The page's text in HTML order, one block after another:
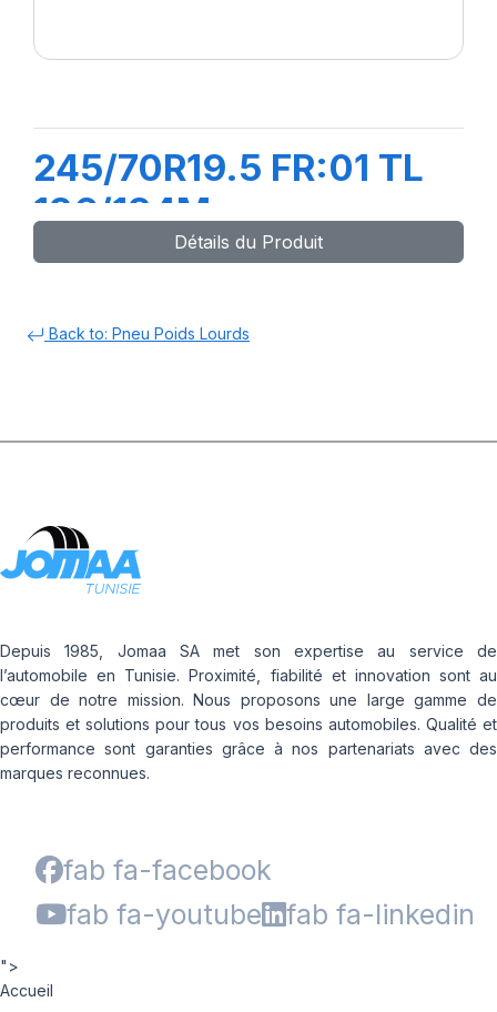
245/70R19.5 FR:01 TL
136/134M
Détails du Produit
Back to: Pneu Poids Lourds
Depuis 1985, Jomaa SA met son expertise au service de
l’automobile en Tunisie. Proximité, fiabilité et innovation sont au
cœur de notre mission. Nous proposons une large gamme de
produits et solutions pour tous vos besoins automobiles. Qualité et
performance sont garanties grâce à nos partenariats avec des
marques reconnues.
fab fa-facebook
fab fa-youtube
fab fa-linkedin
">
Accueil